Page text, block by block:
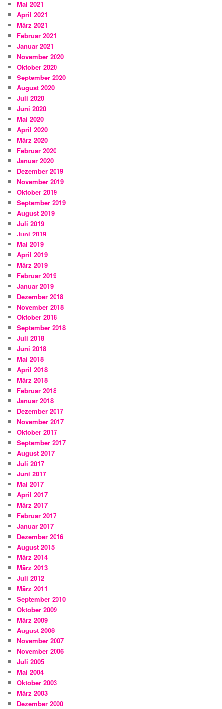
Mai 2021
April 2021
März 2021
Februar 2021
Januar 2021
November 2020
Oktober 2020
September 2020
August 2020
Juli 2020
Juni 2020
Mai 2020
April 2020
März 2020
Februar 2020
Januar 2020
Dezember 2019
November 2019
Oktober 2019
September 2019
August 2019
Juli 2019
Juni 2019
Mai 2019
April 2019
März 2019
Februar 2019
Januar 2019
Dezember 2018
November 2018
Oktober 2018
September 2018
Juli 2018
Juni 2018
Mai 2018
April 2018
März 2018
Februar 2018
Januar 2018
Dezember 2017
November 2017
Oktober 2017
September 2017
August 2017
Juli 2017
Juni 2017
Mai 2017
April 2017
März 2017
Februar 2017
Januar 2017
Dezember 2016
August 2015
März 2014
März 2013
Juli 2012
März 2011
September 2010
Oktober 2009
März 2009
August 2008
November 2007
November 2006
Juli 2005
Mai 2004
Oktober 2003
März 2003
Dezember 2000